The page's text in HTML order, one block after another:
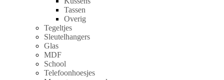
Tassen
Overig
Tegeltjes
Sleutelhangers
Glas
MDF
School
Telefoonhoesjes